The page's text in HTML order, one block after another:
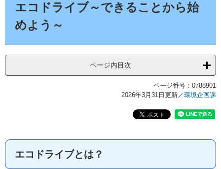
エコドライブ～できることから始
めよう～
ページ内目次
ページ番号：0788901
2026年3月31日更新／環境企画課
エコドライブとは？